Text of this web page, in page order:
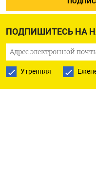
ПОДПИШИТЕСЬ НА
Утренняя